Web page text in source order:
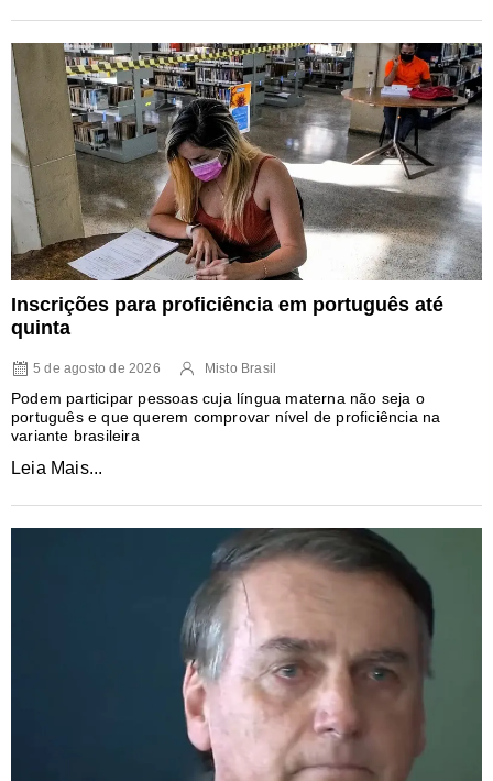
Inscrições para proficiência em português até
quinta
5 de agosto de 2026 Misto Brasil
Podem participar pessoas cuja língua materna não seja o
português e que querem comprovar nível de proficiência na
variante brasileira
Leia Mais...